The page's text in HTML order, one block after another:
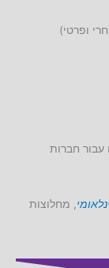
ופרטי)
עבור חברות
, מחלוצות